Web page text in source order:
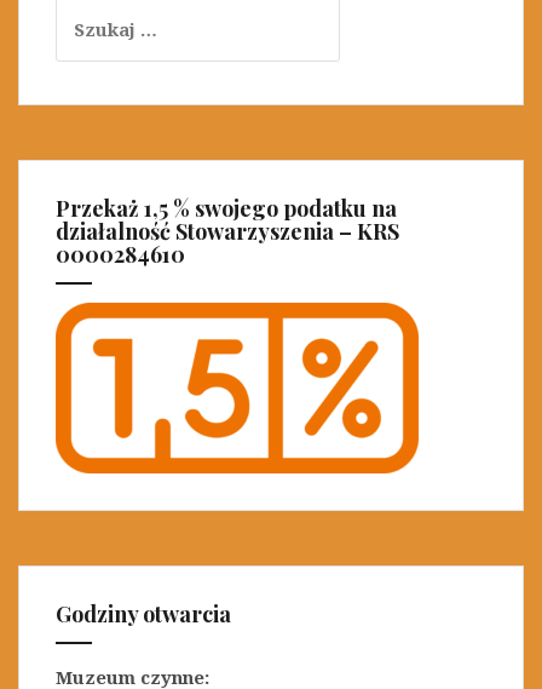
c
a
u
k
j
Przekaż 1,5 % swojego podatku na
działalność Stowarzyszenia – KRS
0000284610
Godziny otwarcia
Muzeum czynne: